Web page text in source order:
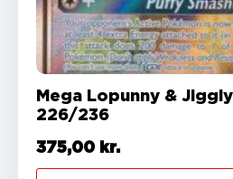
Mega Lopunny &
226/236
375,00 kr.